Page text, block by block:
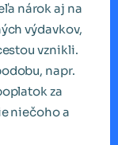
nárok aj na
výdavkov,
vznikli.
napr.
za
niečoho a